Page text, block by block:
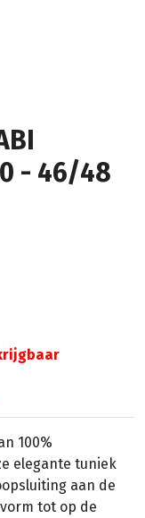
- 46/48
100%
elegante tuniek
aan de
tot op de